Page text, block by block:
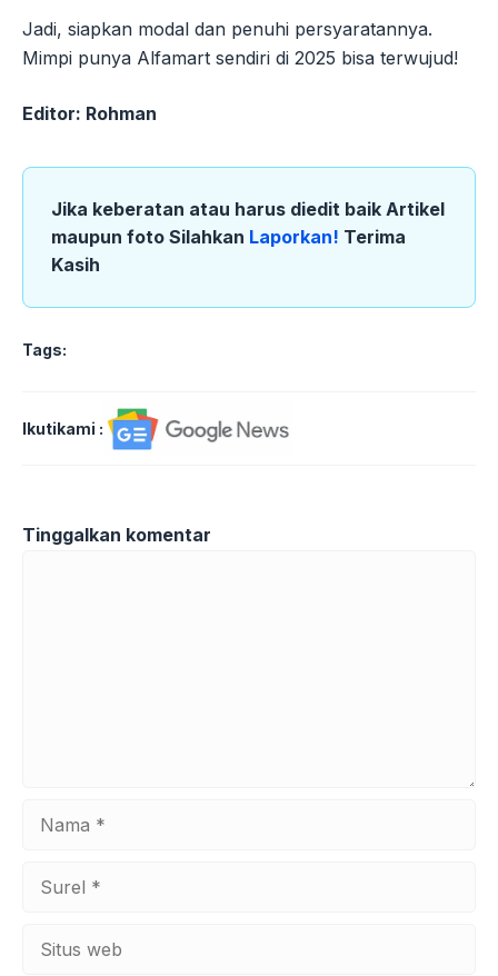
Jadi, siapkan modal dan penuhi persyaratannya.
Mimpi punya Alfamart sendiri di 2025 bisa terwujud!
Editor: Rohman
Jika keberatan atau harus diedit baik Artikel
maupun foto Silahkan Laporkan! Terima
Kasih
Tags:
Ikutikami :
Tinggalkan komentar
web